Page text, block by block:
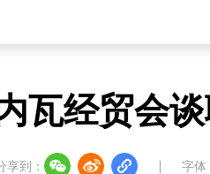
瓦经贸会
享到： 字体